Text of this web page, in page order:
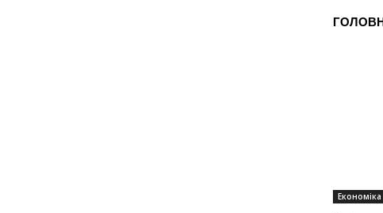
Економіка